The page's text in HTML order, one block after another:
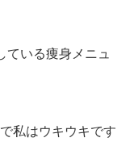
ている痩身メニュ
私はウキウキです